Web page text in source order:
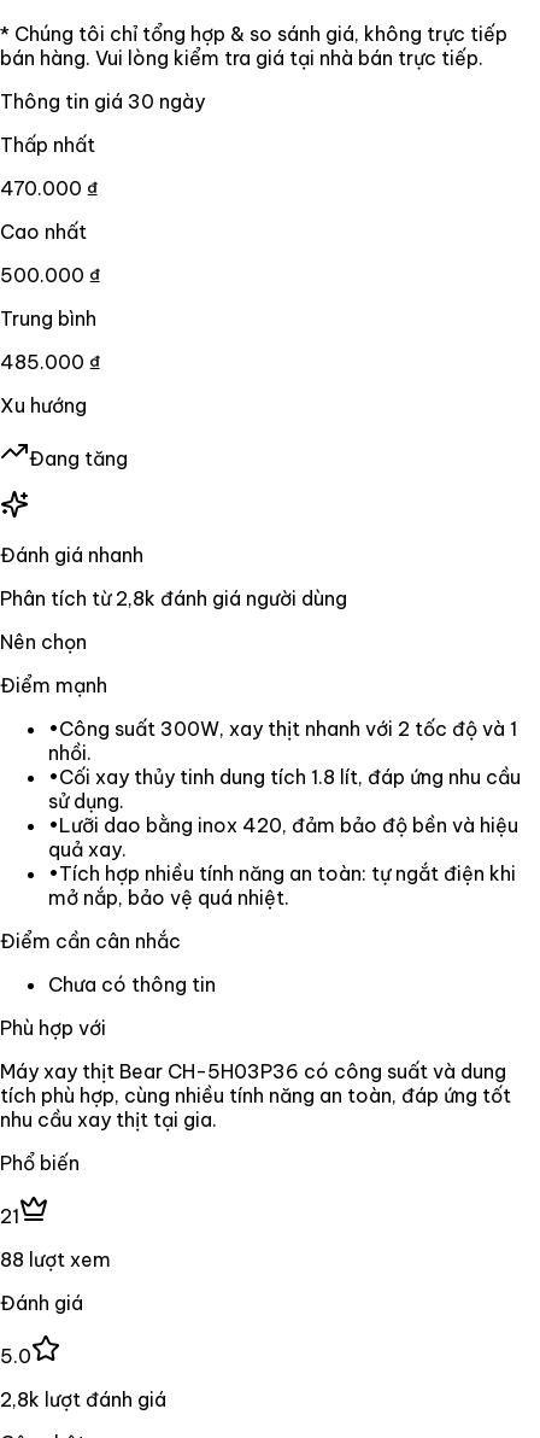
* Chúng tôi chỉ tổng hợp & so sánh giá, không trực tiếp
bán hàng. Vui lòng kiểm tra giá tại nhà bán trực tiếp.
Thông tin giá 30 ngày
Thấp nhất
470.000 ₫
Cao nhất
500.000 ₫
Trung bình
485.000 ₫
Xu hướng
Đang tăng
Đánh giá nhanh
Phân tích từ 2,8k đánh giá người dùng
Nên chọn
Điểm mạnh
•Công suất 300W, xay thịt nhanh với 2 tốc độ và 1
nhồi.
•Cối xay thủy tinh dung tích 1.8 lít, đáp ứng nhu cầu
sử dụng.
•Lưỡi dao bằng inox 420, đảm bảo độ bền và hiệu
quả xay.
•Tích hợp nhiều tính năng an toàn: tự ngắt điện khi
mở nắp, bảo vệ quá nhiệt.
Điểm cần cân nhắc
Chưa có thông tin
Phù hợp với
Máy xay thịt Bear CH-5H03P36 có công suất và dung
tích phù hợp, cùng nhiều tính năng an toàn, đáp ứng tốt
nhu cầu xay thịt tại gia.
Phổ biến
21
88 lượt xem
Đánh giá
5.0
2,8k lượt đánh giá